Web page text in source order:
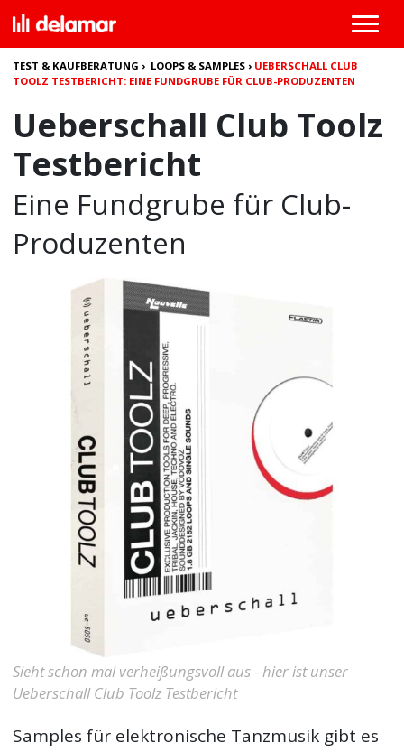
TEST & KAUFBERATUNG › LOOPS & SAMPLES › UEBERSCHALL CLUB
TOOLZ TESTBERICHT: EINE FUNDGRUBE FÜR CLUB-PRODUZENTEN
Ueberschall Club Toolz
Testbericht
Eine Fundgrube für Club-
Produzenten
Sieht schon mal verheißungsvoll aus - hier ist unser
Ueberschall Club Toolz Testbericht
Samples für elektronische Tanzmusik gibt es